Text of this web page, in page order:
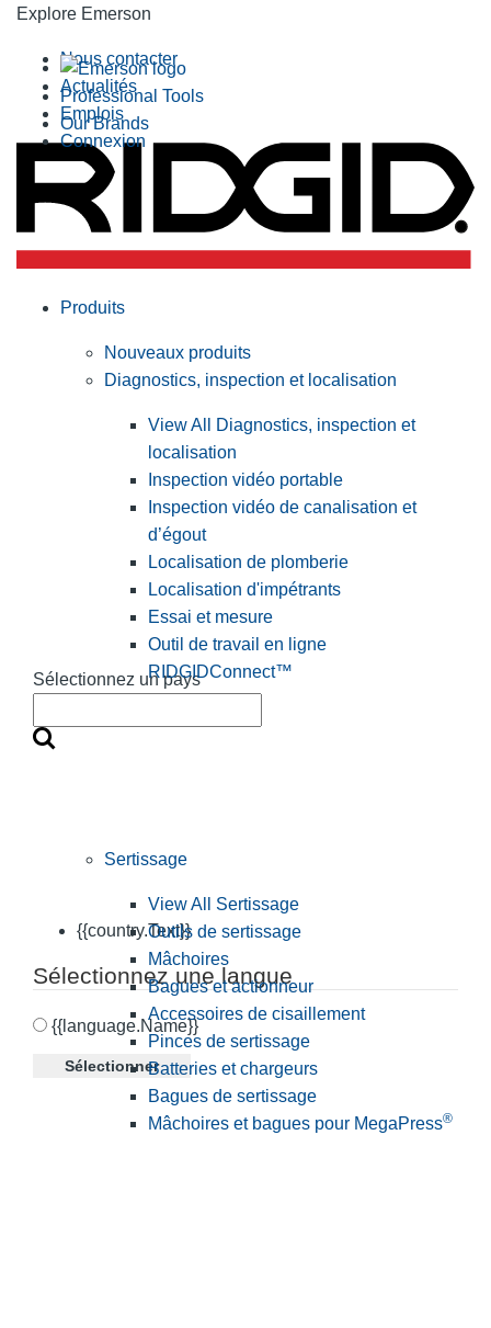
Explore Emerson
Professional Tools
Our Brands
Nous contacter
Actualités
Emplois
Connexion
Sélectionnez un pays
{{country.Text}}
Sélectionnez une langue
{{language.Name}}
Sélectionner
Produits
Nouveaux produits
Diagnostics, inspection et localisation
View All Diagnostics, inspection et
localisation
Inspection vidéo portable
Inspection vidéo de canalisation et
d’égout
Localisation de plomberie
Localisation d'impétrants
Essai et mesure
Outil de travail en ligne
RIDGIDConnect™
Sertissage
View All Sertissage
Outils de sertissage
Mâchoires
Bagues et actionneur
Accessoires de cisaillement
Pinces de sertissage
Batteries et chargeurs
Bagues de sertissage
Mâchoires et bagues pour MegaPress®